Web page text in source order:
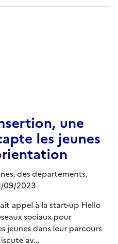
une
les jeunes
des départements,
09/2023
appel à la start-up Hello
sociaux pour
jeunes dans leur parcours
av...